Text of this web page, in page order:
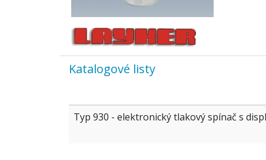
Katalogové listy
Typ 930 - elektronický tlakový spínač s